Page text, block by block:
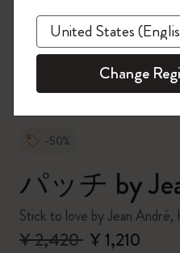
-50%
パッチ by
Stick to love by Jean André,
¥ 2,420 ¥ 1,210
レーションを手
今すぐ
Change